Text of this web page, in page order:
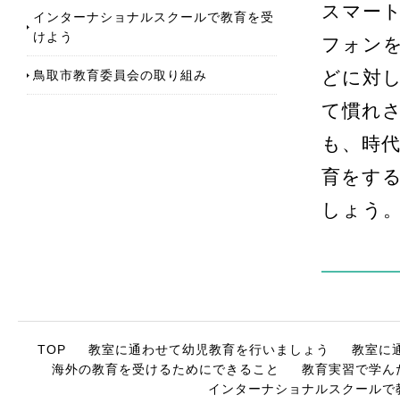
インターナショナルスクールで教育を受
けよう
鳥取市教育委員会の取り組み
スマー
フォン
どに対
て慣れ
も、時
育をす
しょう
TOP 教室に通わせて幼児教育を行いましょう
教室に
海外の教育を受けるためにできること
教育実習で学ん
インターナショナルスクールで